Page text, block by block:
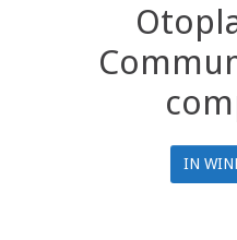
IN